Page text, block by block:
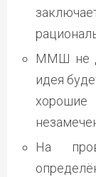
ММШ не
идея
На